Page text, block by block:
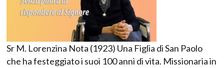
Sr M. Lorenzina Nota (1923) Una Figlia di San Paolo
che ha festeggiato i suoi 100 anni di vita. Missionaria in